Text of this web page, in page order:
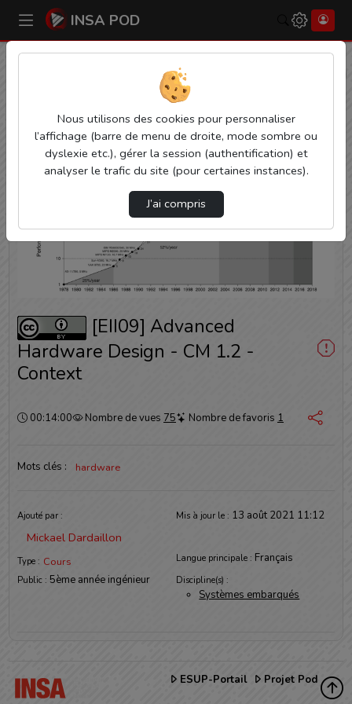
INSA POD Rechercher
[EII09] Advanced Hardware Design - CM 1.2 - …
Lire
[EII09] Advanced
Hardware Design - CM 1.2 -
Context
Durée :
00:14:00 Nombre de vues 75 Nombre de favoris 1
Mots clés : hardware
Informations
Ajouté par :
Mickael Dardaillon
Mis à jour le : 13 août 2021 11:12
Type : Cours Langue principale : Français
Public : 5ème année ingénieur Discipline(s) :
Systèmes embarqués
ESUP-Portail Projet Pod
Nous utilisons des cookies pour personnaliser
l’affichage (barre de menu de droite, mode sombre ou
dyslexie etc.), gérer la session (authentification) et
analyser le trafic du site (pour certaines instances).
J’ai compris